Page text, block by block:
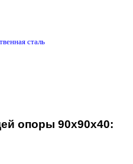
сталь
опоры 90х90х40: